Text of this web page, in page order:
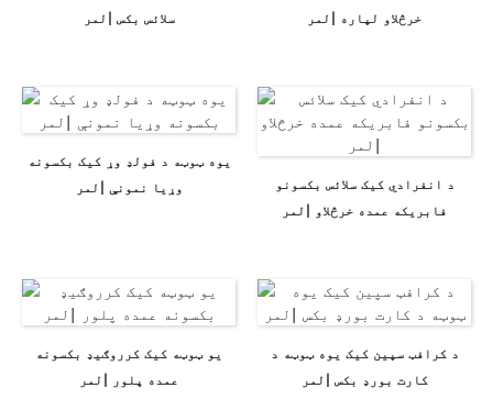
سلائس بکس |لمر
خرڅلاو لپاره |لمر
یوه ټوټه د فولډ وړ کیک بکسونه
وړیا نمونې |لمر
د انفرادي کیک سلائس بکسونو
فابریکه عمده خرڅلاو |لمر
یو ټوټه کیک کرروګیډ بکسونه
عمده پلور |لمر
د کرافټ سپین کیک یوه ټوټه د
کارت بورډ بکس |لمر